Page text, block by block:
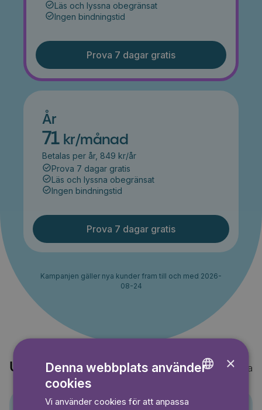
Läs och lyssna obegränsat
Ingen bindningstid
Prova 7 dagar gratis
År
71 kr/månad
Betalas per år, 849 kr/år
Prova 7 dagar gratis
Läs och lyssna obegränsat
Ingen bindningstid
Prova 7 dagar gratis
Kampanjen gäller nya kunder fram till och med 2026-
08-24
Upptäck också Visa alla
×
Denna webbplats använder
cookies
Vi använder cookies för att anpassa